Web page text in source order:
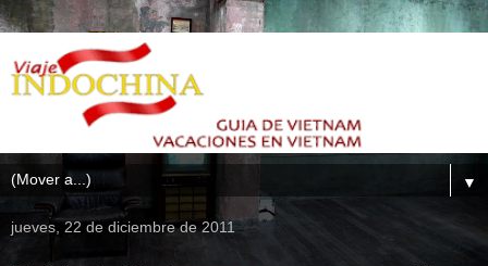
▼
jueves, 22 de diciembre de 2011